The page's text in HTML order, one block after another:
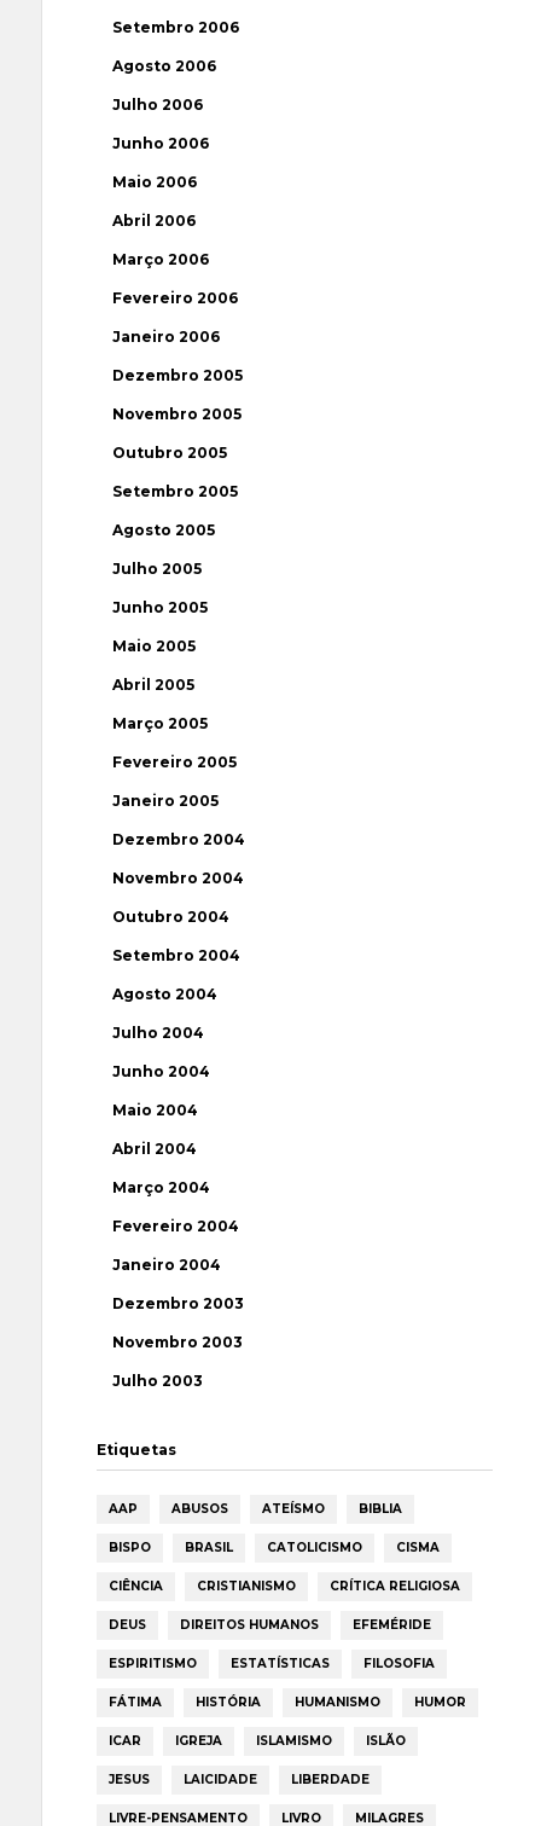
Setembro 2006
Agosto 2006
Julho 2006
Junho 2006
Maio 2006
Abril 2006
Março 2006
Fevereiro 2006
Janeiro 2006
Dezembro 2005
Novembro 2005
Outubro 2005
Setembro 2005
Agosto 2005
Julho 2005
Junho 2005
Maio 2005
Abril 2005
Março 2005
Fevereiro 2005
Janeiro 2005
Dezembro 2004
Novembro 2004
Outubro 2004
Setembro 2004
Agosto 2004
Julho 2004
Junho 2004
Maio 2004
Abril 2004
Março 2004
Fevereiro 2004
Janeiro 2004
Dezembro 2003
Novembro 2003
Julho 2003
Etiquetas
AAP ABUSOS ATEÍSMO BIBLIA
BISPO BRASIL CATOLICISMO CISMA
CIÊNCIA CRISTIANISMO CRÍTICA RELIGIOSA
DEUS DIREITOS HUMANOS EFEMÉRIDE
ESPIRITISMO ESTATÍSTICAS FILOSOFIA
FÁTIMA HISTÓRIA HUMANISMO HUMOR
ICAR IGREJA ISLAMISMO ISLÃO
JESUS LAICIDADE LIBERDADE
LIVRE-PENSAMENTO LIVRO MILAGRES